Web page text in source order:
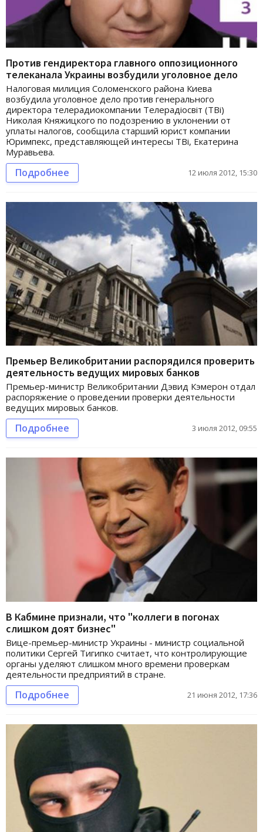
Против гендиректора главного оппозиционного
телеканала Украины возбудили уголовное дело
Налоговая милиция Соломенского района Киева
возбудила уголовное дело против генерального
директора телерадиокомпании Телерадіосвіт (ТВі)
Николая Княжицкого по подозрению в уклонении от
уплаты налогов, сообщила старший юрист компании
Юримпекс, представляющей интересы ТВі, Екатерина
Муравьева.
Подробнее 12 июля 2012, 15:30
Премьер Великобритании распорядился проверить
деятельность ведущих мировых банков
Премьер-министр Великобритании Дэвид Кэмерон отдал
распоряжение о проведении проверки деятельности
ведущих мировых банков.
Подробнее 3 июля 2012, 09:55
В Кабмине признали, что "коллеги в погонах
слишком доят бизнес"
Вице-премьер-министр Украины - министр социальной
политики Сергей Тигипко считает, что контролирующие
органы уделяют слишком много времени проверкам
деятельности предприятий в стране.
Подробнее 21 июня 2012, 17:36